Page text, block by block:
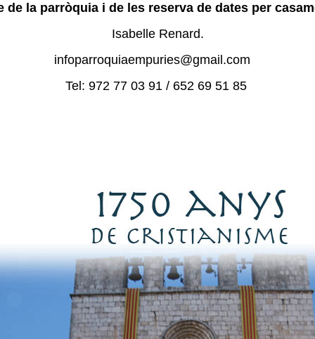
de la parròquia i de les reserva de dates per
Isabelle Renard.
infoparroquiaempuries@gmail.com
Tel: 972 77 03 91 / 652 69 51 85